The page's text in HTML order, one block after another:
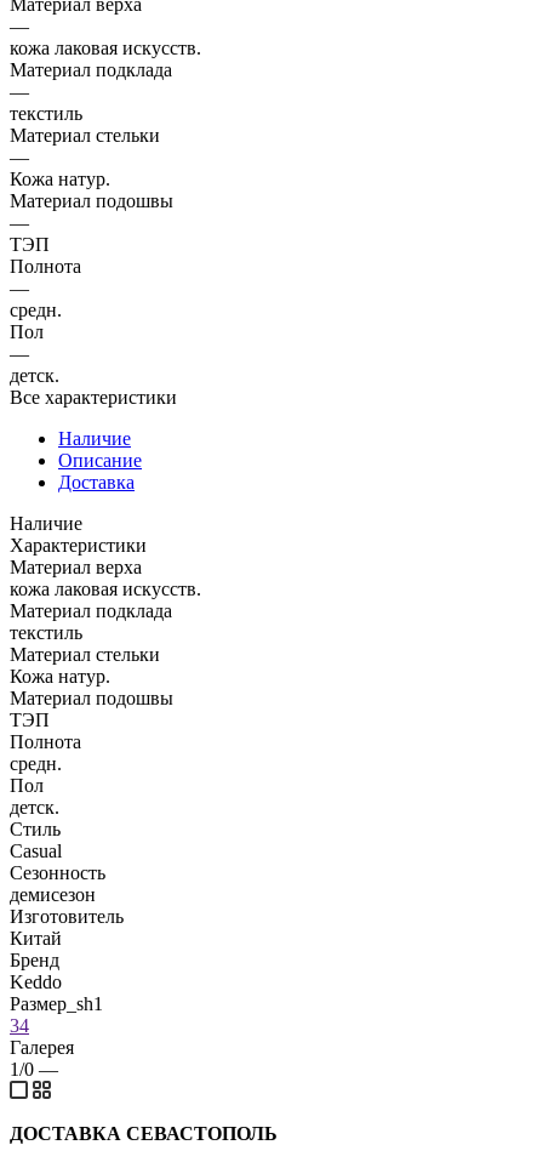
—
кожа лаковая искусств.
Материал подклада
—
текстиль
Материал стельки
—
Кожа натур.
Материал подошвы
—
ТЭП
Полнота
—
средн.
Пол
—
детск.
Все характеристики
Наличие
Описание
Доставка
Наличие
Характеристики
Материал верха
кожа лаковая искусств.
Материал подклада
текстиль
Материал стельки
Кожа натур.
Материал подошвы
ТЭП
Полнота
средн.
Пол
детск.
Стиль
Casual
Сезонность
демисезон
Изготовитель
Китай
Бренд
Keddo
Размер_sh1
34
Галерея
1/0 —
ДОСТАВКА СЕВАСТОПОЛЬ